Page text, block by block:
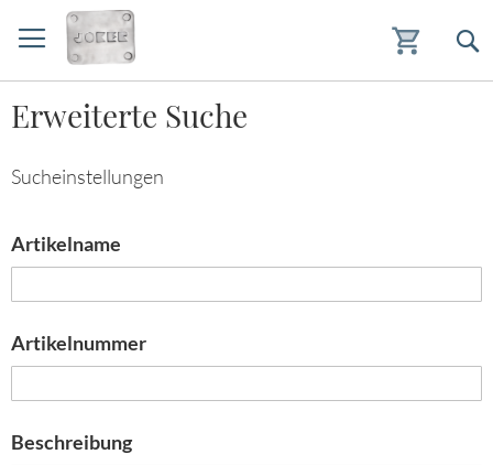
Inhalt
Erweiterte Suche
Sucheinstellungen
Artikelname
Artikelnummer
Beschreibung